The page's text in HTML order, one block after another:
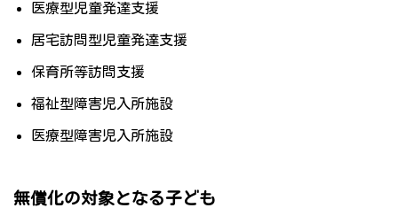
医療型児童発達支援
居宅訪問型児童発達支援
保育所等訪問支援
福祉型障害児入所施設
医療型障害児入所施設
無償化の対象となる子ども